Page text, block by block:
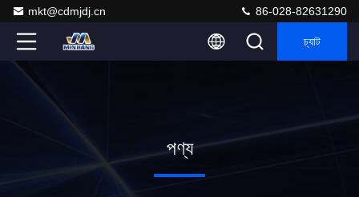
mkt@cdmjdj.cn 86-028-82631290
চ্যাট
পণ্য